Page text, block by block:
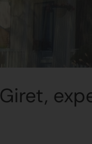
Giret,